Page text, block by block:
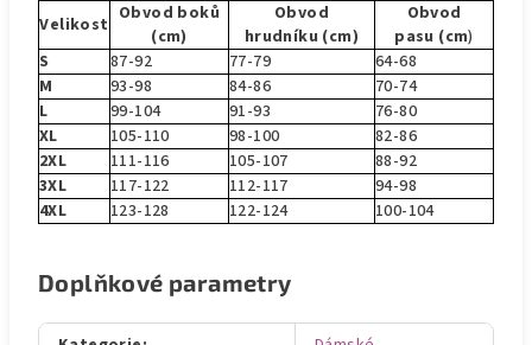
Velikost Obvod boků
(cm)
Obvod
hrudníku (cm)
Obvod
pasu (cm)
S
87-92 77-79
64-68
M
93-98 84-86
70-74
L
99-104 91-93
76-80
XL
105-110 98-100
82-86
2XL
111-116 105-107
88-92
3XL
117-122 112-117
94-98
4XL
123-128 122-124 100-104
Doplňkové parametry